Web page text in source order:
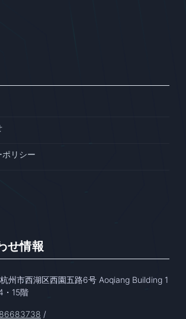
ポリシー
せ情報
州市西湖区西園五路6号 Aoqiang Building 1
・15階
/